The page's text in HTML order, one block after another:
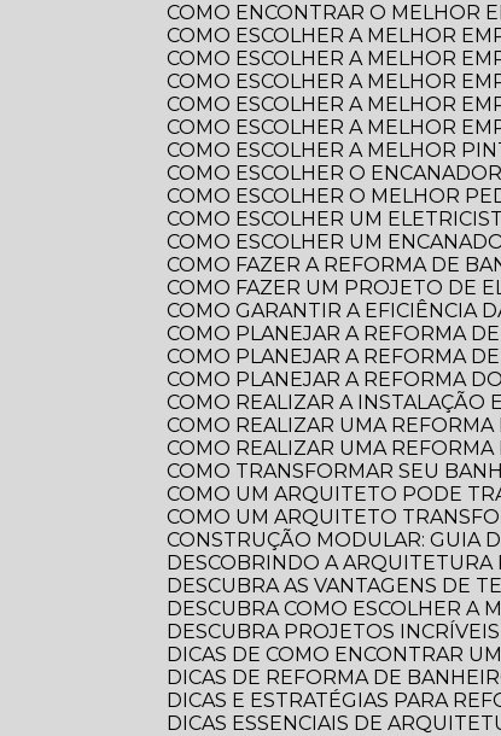
COMO ENCONTRAR O MELHOR
COMO ESCOLHER A MELHOR
COMO ESCOLHER A MELHOR
COMO ESCOLHER A MELHOR
COMO ESCOLHER A MELHOR
COMO ESCOLHER A MELHOR
COMO ESCOLHER A MELHOR
COMO ESCOLHER O
COMO ESCOLHER O MELHOR
COMO ESCOLHER UM
COMO ESCOLHER UM
COMO FAZER A REFORMA DE
COMO FAZER UM PROJETO DE
COMO GARANTIR A EFICIÊNCIA
COMO PLANEJAR A REFORMA
COMO PLANEJAR A REFORMA
COMO PLANEJAR A REFORMA
COMO REALIZAR A
COMO REALIZAR UMA
COMO REALIZAR UMA
COMO TRANSFORMAR SEU
COMO UM ARQUITETO PODE
COMO UM ARQUITETO
CONSTRUÇÃO MODULAR: GUIA
DESCOBRINDO A
DESCUBRA AS VANTAGENS DE
DESCUBRA COMO ESCOLHER
DESCUBRA PROJETOS
DICAS DE COMO ENCONTRAR
DICAS DE REFORMA DE
DICAS E ESTRATÉGIAS PARA
DICAS ESSENCIAIS DE